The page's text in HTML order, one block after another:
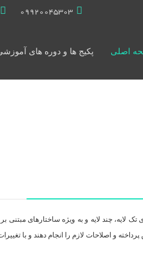
اصلی پکیج ها و دوره های
چند لایه و به ویژه ساختارهای مبتنی
و اصلاحات لازم را انجام دهند و با